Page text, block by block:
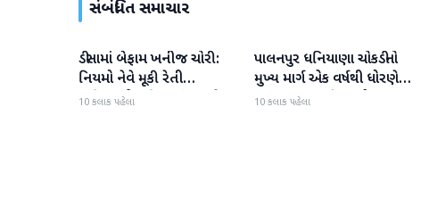
સંબંધિત સમાચાર
બનાસકાંઠા
ડીસામાં બેફામ ખનીજ ચોરી:
નિયમો નેવે મૂકી રેતી
માફિયાઓ સક્રિય, તંત્ર સામે
10 કલાક પહેલા
બનાસકાંઠા
પાલનપુર ધનિયાણા ચોકડીનો
મુખ્ય માર્ગ એક વર્ષથી ધોરણે:
ગટરલાઇન પછી રસ્તો ન
10 કલાક પહેલા